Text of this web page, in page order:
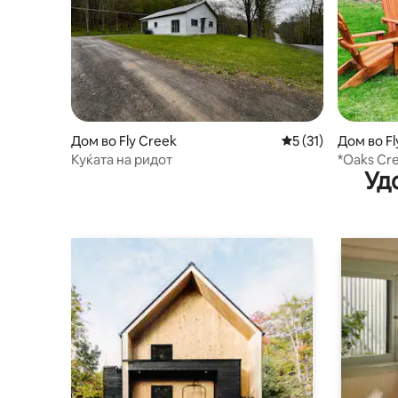
Дом во Fly Creek Просечна оцена:
5 (31)
Куќата на ридот
Дом во
*Oaks
2bath